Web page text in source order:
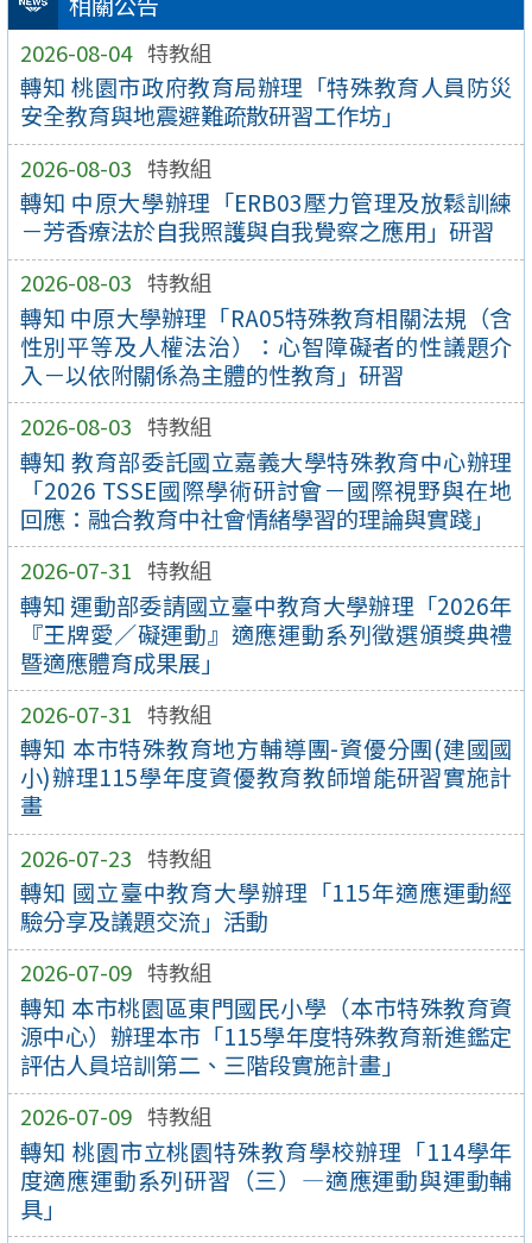
2026-08-04 特教組
轉知 桃園市政府教育局辦理「特殊教育人員防災
安全教育與地震避難疏散研習工作坊」
2026-08-03 特教組
轉知 中原大學辦理「ERB03壓力管理及放鬆訓練
－芳香療法於自我照護與自我覺察之應用」研習
2026-08-03 特教組
轉知 中原大學辦理「RA05特殊教育相關法規（含
性別平等及人權法治）：心智障礙者的性議題介
入－以依附關係為主體的性教育」研習
2026-08-03 特教組
轉知 教育部委託國立嘉義大學特殊教育中心辦理
「2026 TSSE國際學術研討會－國際視野與在地
回應：融合教育中社會情緒學習的理論與實踐」
2026-07-31 特教組
轉知 運動部委請國立臺中教育大學辦理「2026年
『王牌愛／礙運動』適應運動系列徵選頒獎典禮
暨適應體育成果展」
2026-07-31 特教組
轉知 本市特殊教育地方輔導團-資優分團(建國國
小)辦理115學年度資優教育教師增能研習實施計
畫
2026-07-23 特教組
轉知 國立臺中教育大學辦理「115年適應運動經
驗分享及議題交流」活動
2026-07-09 特教組
轉知 本市桃園區東門國民小學（本市特殊教育資
源中心）辦理本市「115學年度特殊教育新進鑑定
評估人員培訓第二、三階段實施計畫」
2026-07-09 特教組
轉知 桃園市立桃園特殊教育學校辦理「114學年
度適應運動系列研習（三）—適應運動與運動輔
具」